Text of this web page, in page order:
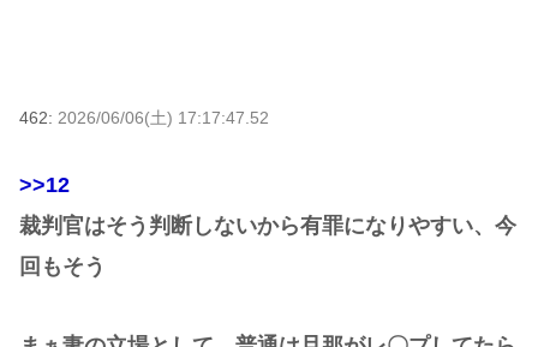
462: 2026/06/06(土) 17:17:47.52
>>12
裁判官はそう判断しないから有罪になりやすい、今
回もそう